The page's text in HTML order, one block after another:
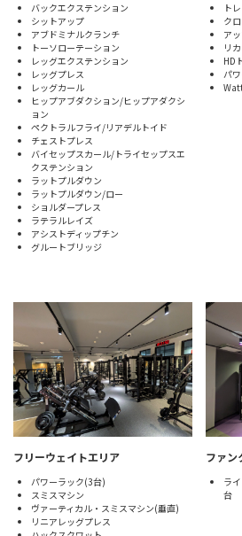
バックエクステンション
シットアップ
アブドミナルクランチ
トーソローテーション
レッグエクステンション
レッグプレス
レッグカール
ヒップアブダクション/ヒップアダクシ
ョン
ペクトラルフライ/リアデルトイド
チェストプレス
バイセップスカール/トライセップスエ
クステンション
ラットプルダウン
ラットプルダウン/ロー
ショルダープレス
ラテラルレイズ
アシストディップチン
グルートブリッジ
ト
ク
ア
リ
HD
パ
フリーウェイトエリア
パワーラック(3台)
スミスマシン
ヴァーティカル・スミスマシン(垂直)
リニアレッグプレス
ファン
ラ
台